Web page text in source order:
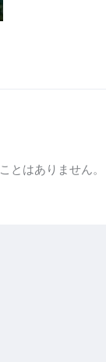
とはありません。